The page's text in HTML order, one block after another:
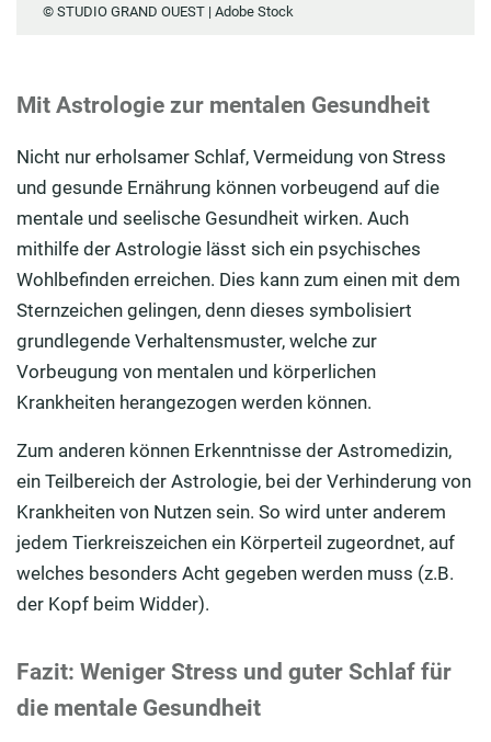
© STUDIO GRAND OUEST | Adobe Stock
Mit Astrologie zur mentalen Gesundheit
Nicht nur erholsamer Schlaf, Vermeidung von Stress
und gesunde Ernährung können vorbeugend auf die
mentale und seelische Gesundheit wirken. Auch
mithilfe der Astrologie lässt sich ein psychisches
Wohlbefinden erreichen. Dies kann zum einen mit dem
Sternzeichen gelingen, denn dieses symbolisiert
grundlegende Verhaltensmuster, welche zur
Vorbeugung von mentalen und körperlichen
Krankheiten herangezogen werden können.
Zum anderen können Erkenntnisse der Astromedizin,
ein Teilbereich der Astrologie, bei der Verhinderung von
Krankheiten von Nutzen sein. So wird unter anderem
jedem Tierkreiszeichen ein Körperteil zugeordnet, auf
welches besonders Acht gegeben werden muss (z.B.
der Kopf beim Widder).
Fazit: Weniger Stress und guter Schlaf für
die mentale Gesundheit